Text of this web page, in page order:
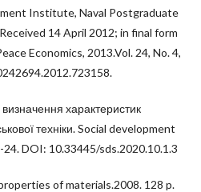
Institute, Naval Postgraduate
14 April 2012; in final form
Economics, 2013.Vol. 24, No. 4,
характеристик
техніки. Social development
DOI: 10.33445/sds.2020.10.1.3
of materials.2008. 128 p.